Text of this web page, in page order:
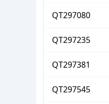
QT297080
QT297235
QT297381
QT297545